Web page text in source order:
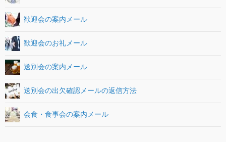
歓迎会の案内メール
歓迎会のお礼メール
送別会の案内メール
送別会の出欠確認メールの返信方法
会食・食事会の案内メール